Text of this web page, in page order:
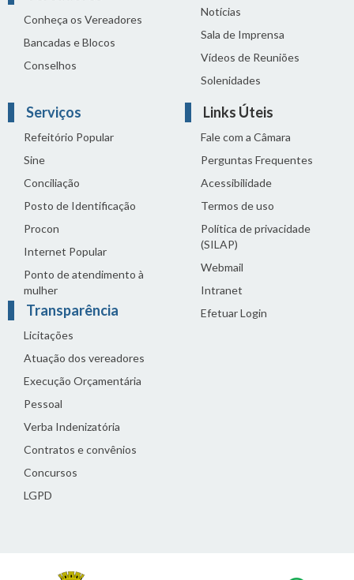
Conheça os Vereadores
Bancadas e Blocos
Conselhos
Notícias
Sala de Imprensa
Vídeos de Reuniões
Solenidades
Serviços
Refeitório Popular
Sine
Conciliação
Posto de Identificação
Procon
Internet Popular
Ponto de atendimento à
mulher
Transparência
Licitações
Atuação dos vereadores
Execução Orçamentária
Pessoal
Verba Indenizatória
Contratos e convênios
Concursos
LGPD
Links Úteis
Fale com a Câmara
Perguntas Frequentes
Acessibilidade
Termos de uso
Política de privacidade
(SILAP)
Webmail
Intranet
Efetuar Login